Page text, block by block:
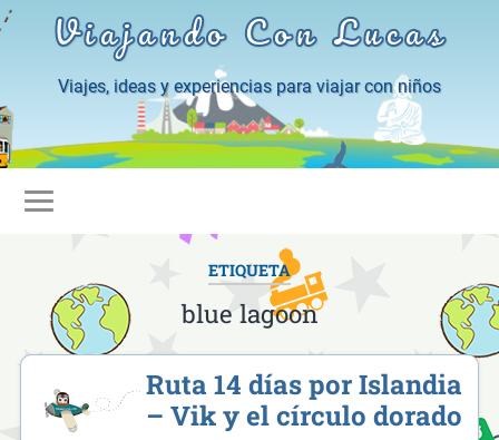
Viajando Con Lucas
Viajes, ideas y experiencias para viajar con niños
ETIQUETA
blue lagoon
Ruta 14 días por Islandia
– Vik y el círculo dorado